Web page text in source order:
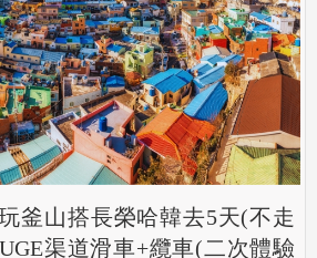
釜山搭長榮哈韓去5天(不走
渠道滑車+纜車(二次體驗